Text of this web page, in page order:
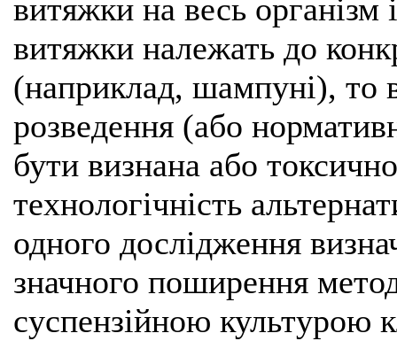
витяжки на весь організм
витяжки належать до
(наприклад, шампуні), то
розведення (або
бути визнана або
технологічність
одного дослідження
значного поширення
суспензійною культурою